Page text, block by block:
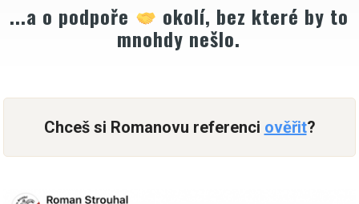
...a o podpoře okolí, bez které by to
mnohdy nešlo.
Chceš si Romanovu referenci ověřit?